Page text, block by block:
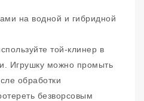
на водной и гибридной
той-клинер в
Игрушку можно промыть
обработки
безворсовым